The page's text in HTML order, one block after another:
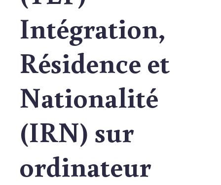
Intégration,
Résidence et
Nationalité
(IRN) sur
ordinateur